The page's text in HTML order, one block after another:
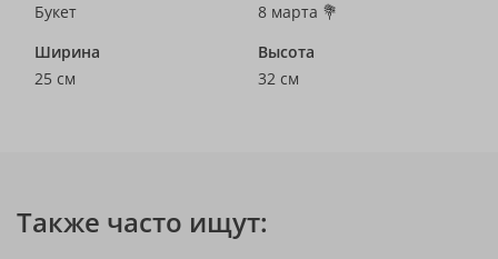
Букет
8 марта 💐
Ширина
25 см
Высота
32 см
Также часто ищут: